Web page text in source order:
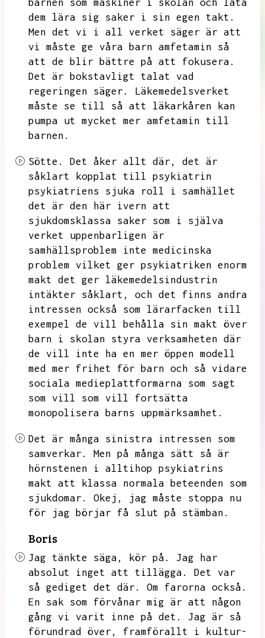
barnen som maskiner i skolan och låta
dem lära sig saker i sin egen takt.
Men det vi i all verket säger är att
vi måste ge våra barn amfetamin så
att de blir bättre på att fokusera.
Det är bokstavligt talat vad
regeringen säger.
Läkemedelsverket
måste se till så att läkarkåren kan
pumpa ut mycket mer amfetamin till
barnen.
Sötte. Det åker allt där,
det är
såklart kopplat till psykiatrin
psykiatriens sjuka roll i samhället
det är den här ivern att
sjukdomsklassa saker som i själva
verket uppenbarligen är
samhällsproblem inte medicinska
problem vilket ger psykiatriken enorm
makt det ger läkemedelsindustrin
intäkter såklart,
och det finns andra
intressen också som lärarfacken till
exempel de vill behålla sin makt över
barn i skolan styra verksamheten där
de vill inte ha en mer öppen modell
med mer frihet för barn och så vidare
sociala medieplattformarna som sagt
som vill
som vill fortsätta
monopolisera barns uppmärksamhet.
Det är många sinistra intressen som
samverkar.
Men på många sätt så är
hörnstenen i alltihop psykiatrins
makt att klassa normala beteenden som
sjukdomar.
Okej,
jag måste stoppa nu
för jag börjar få slut på stämban.
Boris
Jag tänkte säga, kör på.
Jag har
absolut inget att tillägga.
Det var
så gediget det där.
Om farorna också.
En sak som förvånar mig är att någon
gång vi varit inne på det.
Jag är så
förundrad över,
framförallt i kultur-